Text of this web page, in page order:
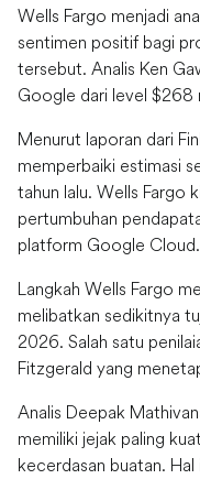
Wells Fargo menjadi
sentimen positif bagi
tersebut. Analis Ken
Google dari level $268
Menurut laporan dari
memperbaiki estimasi
tahun lalu. Wells Fargo
pertumbuhan
platform Google Cloud.
Langkah Wells Fargo
melibatkan sedikitnya
2026. Salah satu
Fitzgerald yang
Analis Deepak
memiliki jejak paling
kecerdasan buatan.